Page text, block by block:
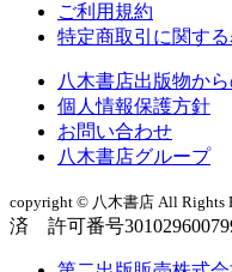
ご利用規約
特定商取引に関す
八木書店出版物か
個人情報保護方針
お問い合わせ
八木書店グループ
copyright © 八木書店 All Rights
済 許可番号